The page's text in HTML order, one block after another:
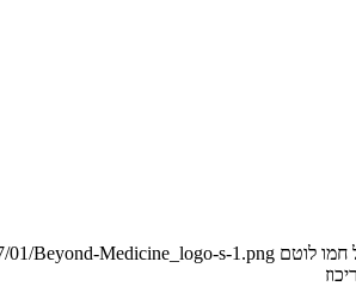
חמו לוטם 01/Beyond-Medicine_logo-s-1.png